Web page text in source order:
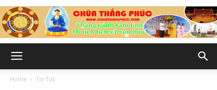
Home Tin Tức